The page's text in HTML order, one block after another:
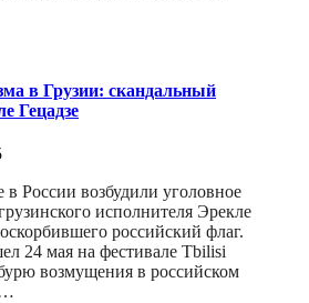
в Грузии: скандальный
Гецадзе
России возбудили уголовное
исполнителя Эрекле
российский флаг.
24 мая на фестивале Tbilisi
возмущения в российском